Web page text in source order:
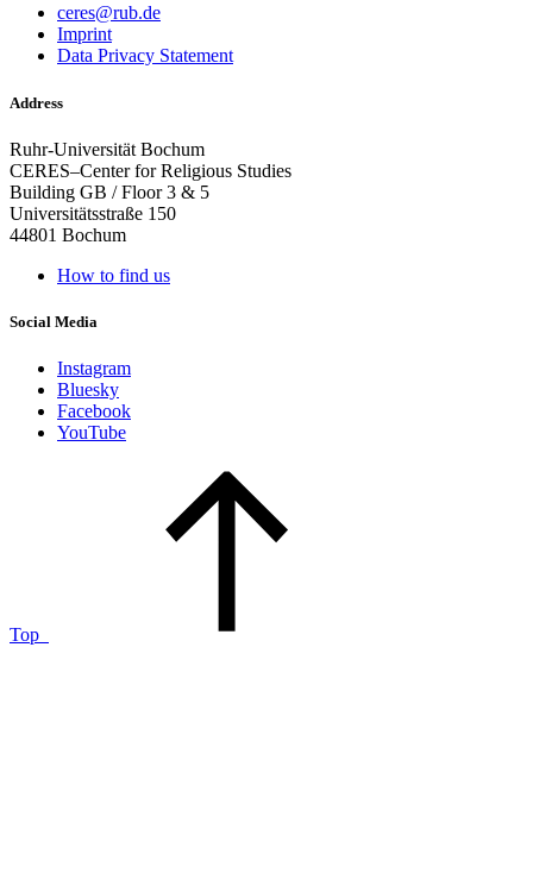
ceres@rub.de
Imprint
Data Privacy Statement
Address
Ruhr-Universität Bochum
CERES–Center for Religious Studies
Building GB / Floor 3 & 5
Universitätsstraße 150
44801 Bochum
How to find us
Social Media
Instagram
Bluesky
Facebook
YouTube
Top